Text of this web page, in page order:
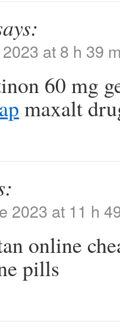
at 8 h 39
60 mg
maxalt
2023 at 11 h
online
pills